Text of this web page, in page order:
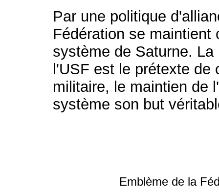
Par une politique
Fédération se maintient
système de Saturne.
l'USF est le prétexte
militaire, le maintien de
système son but
Emblème de la